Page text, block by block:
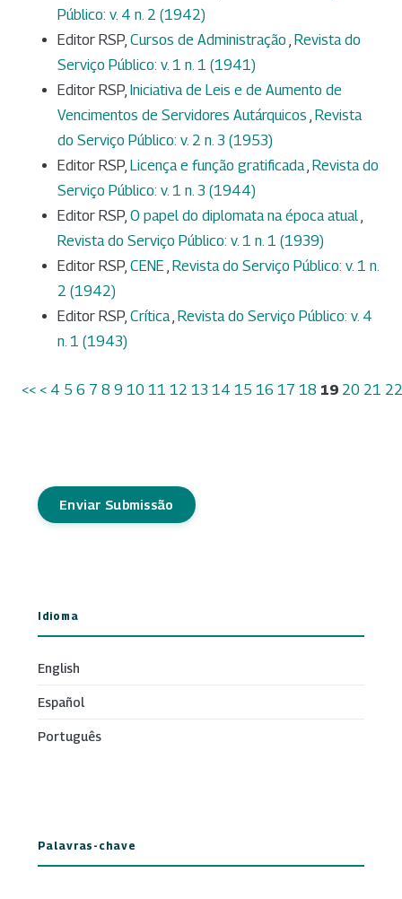
Público: v. 4 n. 2 (1942)
Editor RSP, Cursos de Administração , Revista do
Serviço Público: v. 1 n. 1 (1941)
Editor RSP, Iniciativa de Leis e de Aumento de
Vencimentos de Servidores Autárquicos , Revista
do Serviço Público: v. 2 n. 3 (1953)
Editor RSP, Licença e função gratificada, Revista do
Serviço Público: v. 1 n. 3 (1944)
Editor RSP, O papel do diplomata na época atual,
Revista do Serviço Público: v. 1 n. 1 (1939)
Editor RSP, CENE , Revista do Serviço Público: v. 1 n.
2 (1942)
Editor RSP, Crítica, Revista do Serviço Público: v. 4
n. 1 (1943)
<< < 4 5 6 7 8 9 10 11 12 13 14 15 16 17 18 19 20 21 22
Enviar Submissão
Idioma
English
Español
Português
Palavras-chave